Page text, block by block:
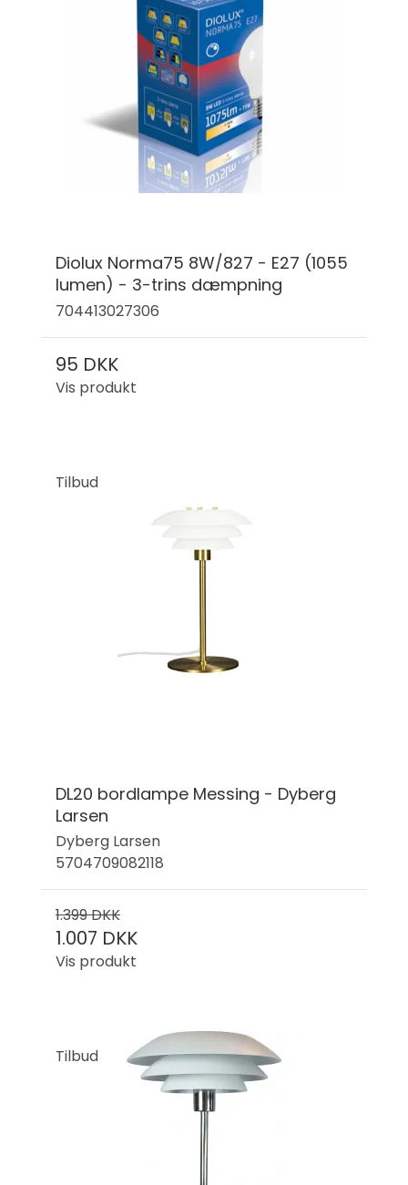
Diolux Norma75 8W/827 - E27 (1055
lumen) - 3-trins dæmpning
704413027306
95 DKK
Vis produkt
Tilbud
DL20 bordlampe Messing - Dyberg
Larsen
Dyberg Larsen
5704709082118
1.399 DKK
1.007 DKK
Vis produkt
Tilbud